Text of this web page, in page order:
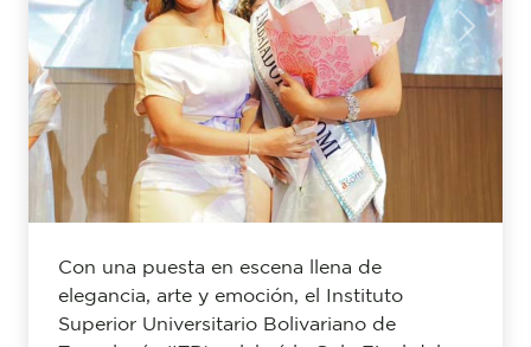
Previous Next
Con una puesta en escena llena de
elegancia, arte y emoción, el Instituto
Superior Universitario Bolivariano de